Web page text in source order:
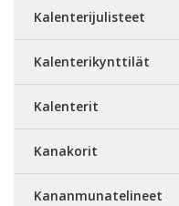
Kalenterijulisteet
Kalenterikynttilät
Kalenterit
Kanakorit
Kananmunatelineet